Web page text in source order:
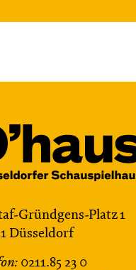
Gründgens-Platz 1
Düsseldorf
0211.85 23 0